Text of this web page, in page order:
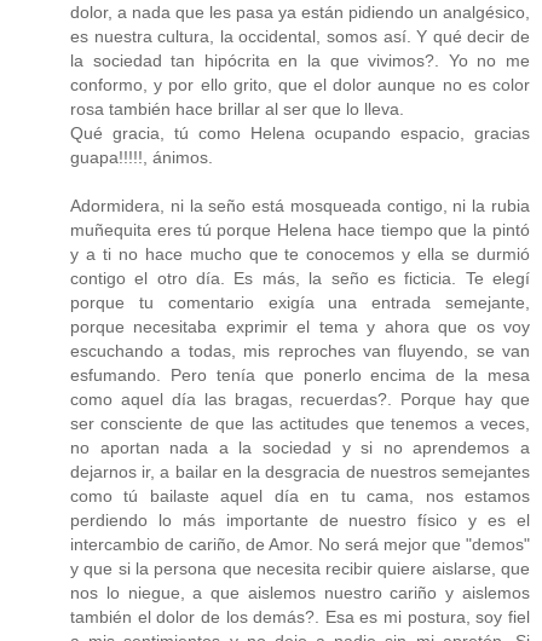
dolor, a nada que les pasa ya están pidiendo un analgésico,
es nuestra cultura, la occidental, somos así. Y qué decir de
la sociedad tan hipócrita en la que vivimos?. Yo no me
conformo, y por ello grito, que el dolor aunque no es color
rosa también hace brillar al ser que lo lleva.
Qué gracia, tú como Helena ocupando espacio, gracias
guapa!!!!!, ánimos.
Adormidera, ni la seño está mosqueada contigo, ni la rubia
muñequita eres tú porque Helena hace tiempo que la pintó
y a ti no hace mucho que te conocemos y ella se durmió
contigo el otro día. Es más, la seño es ficticia. Te elegí
porque tu comentario exigía una entrada semejante,
porque necesitaba exprimir el tema y ahora que os voy
escuchando a todas, mis reproches van fluyendo, se van
esfumando. Pero tenía que ponerlo encima de la mesa
como aquel día las bragas, recuerdas?. Porque hay que
ser consciente de que las actitudes que tenemos a veces,
no aportan nada a la sociedad y si no aprendemos a
dejarnos ir, a bailar en la desgracia de nuestros semejantes
como tú bailaste aquel día en tu cama, nos estamos
perdiendo lo más importante de nuestro físico y es el
intercambio de cariño, de Amor. No será mejor que "demos"
y que si la persona que necesita recibir quiere aislarse, que
nos lo niegue, a que aislemos nuestro cariño y aislemos
también el dolor de los demás?. Esa es mi postura, soy fiel